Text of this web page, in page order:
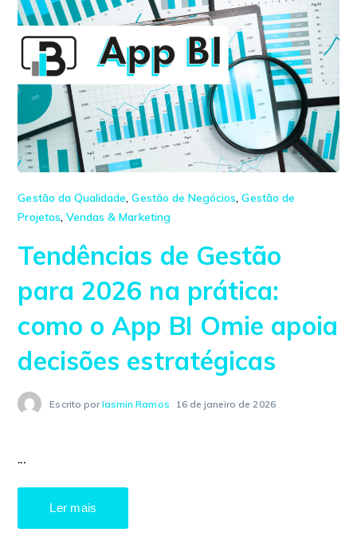
Gestão da Qualidade,Gestão de Negócios,Gestão de
Projetos, Vendas & Marketing
Tendências de Gestão
para 2026 na prática:
como o App BI Omie apoia
decisões estratégicas
Escrito porIasmin Ramos 16 de janeiro de 2026
...
Ler mais